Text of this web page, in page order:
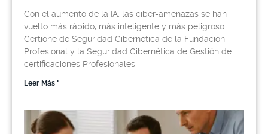
Con el aumento de la IA, las ciber-amenazas se han
vuelto más rápido, más inteligente y más peligroso.
Certione de Seguridad Cibernética de la Fundación
Profesional y la Seguridad Cibernética de Gestión de
certificaciones Profesionales
Leer Más "